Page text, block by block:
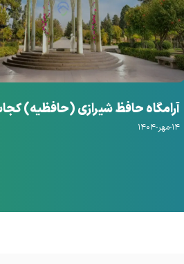
آرامگاه حافظ شیرازی (حافظیه)
۱۴-مهر-۱۴۰۴